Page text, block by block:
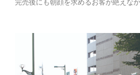
完売後にも朝顔を求めるお客が絶えなか